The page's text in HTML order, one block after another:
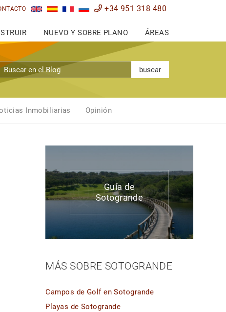
+34 951 318 480
NUEVO Y SOBRE PLANO ÁREAS
buscar
Inmobiliarias Opinión
Guía de
Sotogrande
MÁS SOBRE SOTOGRANDE
Campos de Golf en Sotogrande
Playas de Sotogrande